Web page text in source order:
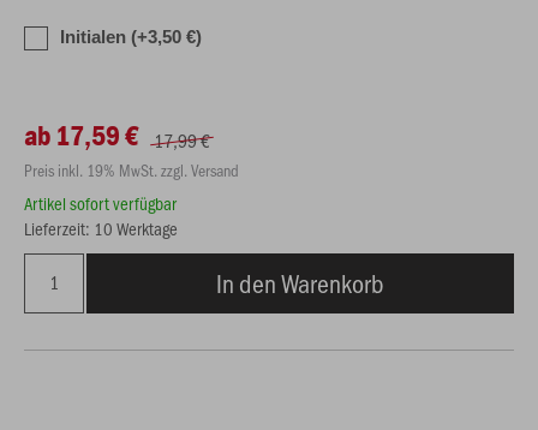
Initialen (+3,50 €)
ab 17,59 € 17,99 €
Preis inkl. 19% MwSt. zzgl. Versand
Artikel sofort verfügbar
Lieferzeit: 10 Werktage
In den Warenkorb